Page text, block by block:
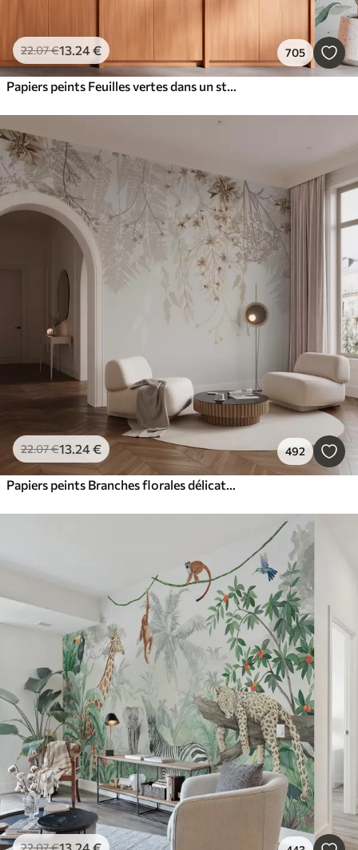
22.07€13.24€ 705
Papiers peints Feuilles vertes dans un style aquarelle
22.07€13.24€ 492
Papiers peints Branches florales délicates et herbe avec des fleurs blanches, grises et beiges tombant en cascade sur un fond clair
22.07€